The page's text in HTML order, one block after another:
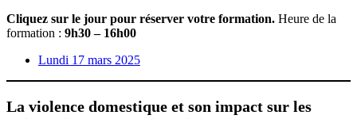
Cliquez sur le jour pour réserver votre formation. Heure de la
formation : 9h30 – 16h00
Lundi 17 mars 2025
La violence domestique et son impact sur les